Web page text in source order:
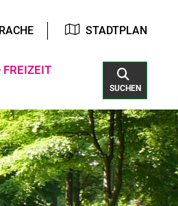
STADTPLAN
FREIZEIT
SUCHEN